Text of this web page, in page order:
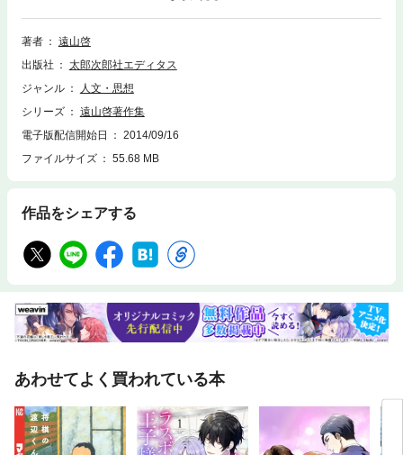
「数学は変貌する」「現代数学講話」「なぜ数学を学ぶか」など数学史・
現代数学・数学勉強法を親しみやすく解説。
著者
遠山啓
出版社
太郎次郎社エディタス
ジャンル
人文・思想
シリーズ
遠山啓著作集
電子版配信開始日
2014/09/16
ファイルサイズ
55.68 MB
作品をシェアする
あわせてよく買われている本